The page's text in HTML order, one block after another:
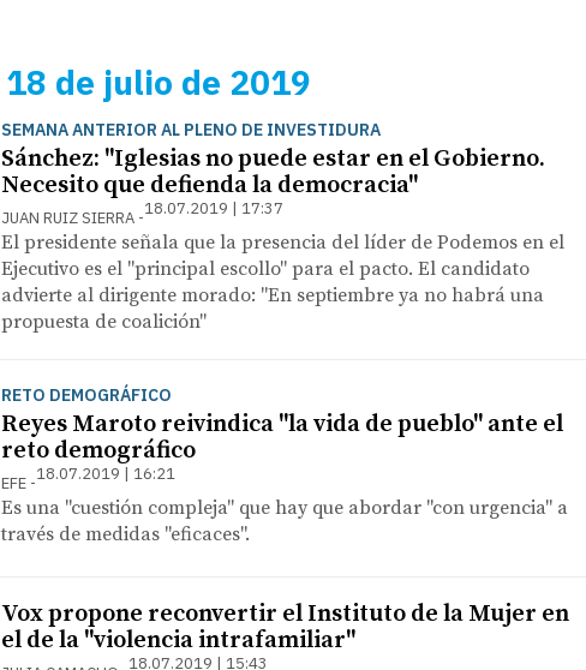
18 de julio de 2019
SEMANA ANTERIOR AL PLENO DE INVESTIDURA
Sánchez: "Iglesias no puede estar en el Gobierno.
Necesito que defienda la democracia"
JUAN RUIZ SIERRA 18.07.2019 | 17:37
El presidente señala que la presencia del líder de Podemos en el
Ejecutivo es el "principal escollo" para el pacto. El candidato
advierte al dirigente morado: "En septiembre ya no habrá una
propuesta de coalición"
RETO DEMOGRÁFICO
Reyes Maroto reivindica "la vida de pueblo" ante el
reto demográfico
EFE 18.07.2019 | 16:21
Es una "cuestión compleja" que hay que abordar "con urgencia" a
través de medidas "eficaces".
Vox propone reconvertir el Instituto de la Mujer en
el de la "violencia intrafamiliar"
18.07.2019 | 15:43